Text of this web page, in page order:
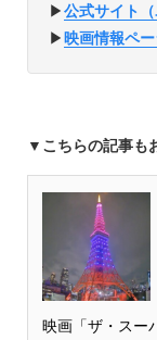
▶︎公式サイト（
▶︎映画情報ペー
▼こちらの記事も
映画「ザ・スー